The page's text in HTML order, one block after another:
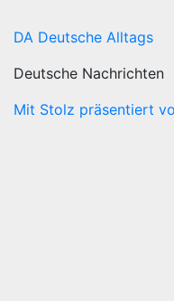
DA Deutsche Alltags
Deutsche Nachrichten
Mit Stolz präsentiert